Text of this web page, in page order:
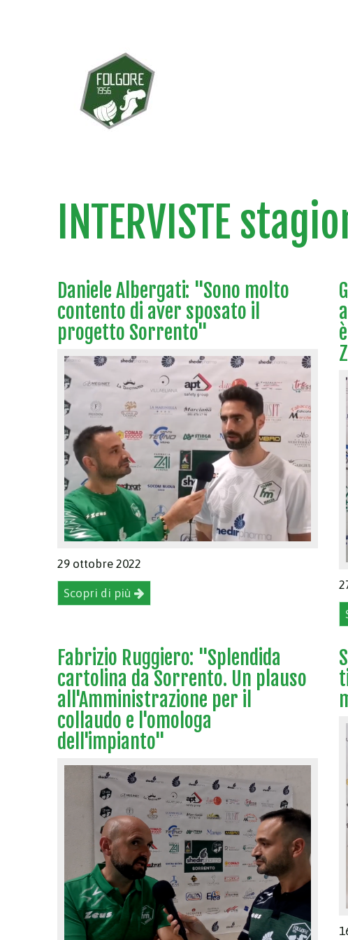
INTERVISTE
Daniele Albergati: "Sono molto
contento di aver sposato il
progetto Sorrento"
29 ottobre 2022
Scopri di più
Fabrizio Ruggiero: "Splendida
cartolina da Sorrento. Un plauso
all'Amministrazione per il
collaudo e l'omologa
dell'impianto"